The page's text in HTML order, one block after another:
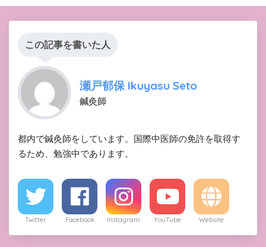
この記事を書いた人
瀬戸郁保 Ikuyasu Seto
鍼灸師
都内で鍼灸師をしています。国際中医師の免許を取得す
るため、勉強中であります。
Twitter Facebook Instagram YouTube Website